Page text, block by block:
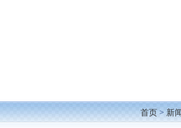
首页> 新